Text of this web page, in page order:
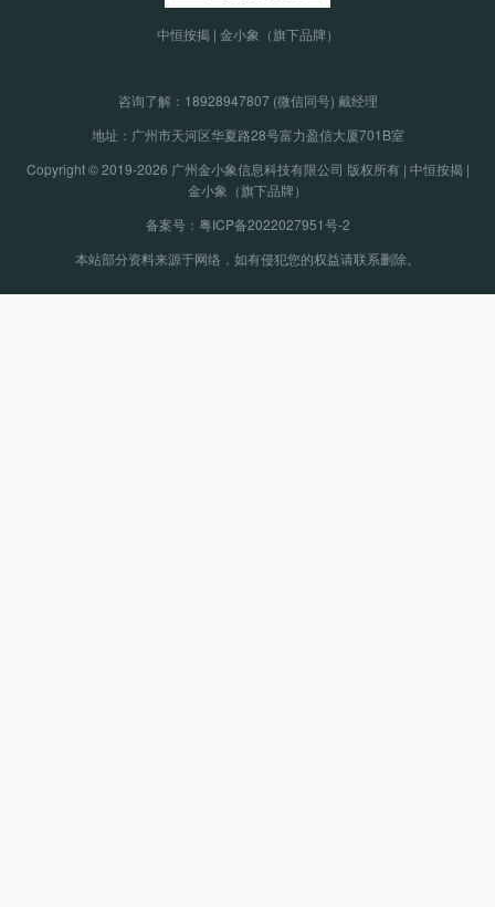
中恒按揭 | 金小象（旗下品牌）
咨询了解： 18928947807 (微信同号) 戴经理
地址：广州市天河区华夏路28号富力盈信大厦701B室
Copyright © 2019-2026 广州金小象信息科技有限公司 版权所有 | 中恒按揭 |
金小象（旗下品牌）
备案号：粤ICP备2022027951号-2
本站部分资料来源于网络，如有侵犯您的权益请联系删除。